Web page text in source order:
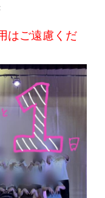
はご遠慮くだ